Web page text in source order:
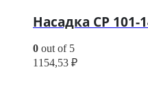
Насадка CP 101-
0 out of 5
1154,53 ₽